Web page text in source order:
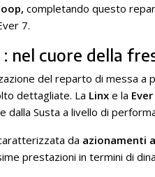
completando questo
7.
: nel cuore della
del reparto di messa
dettagliate. La Linx e la
dalla Susta a livello di
da azionamenti
prestazioni in termini di